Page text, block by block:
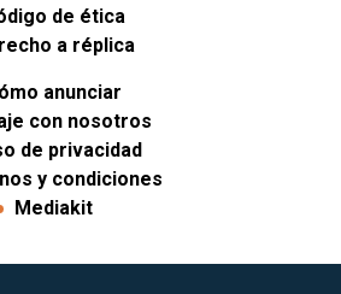
de ética
a réplica
anunciar
con nosotros
de privacidad
y condiciones
Mediakit